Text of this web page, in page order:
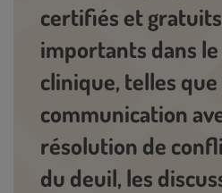
certifiés et
importants dans
clinique, telles que
communication
résolution de
du deuil, les